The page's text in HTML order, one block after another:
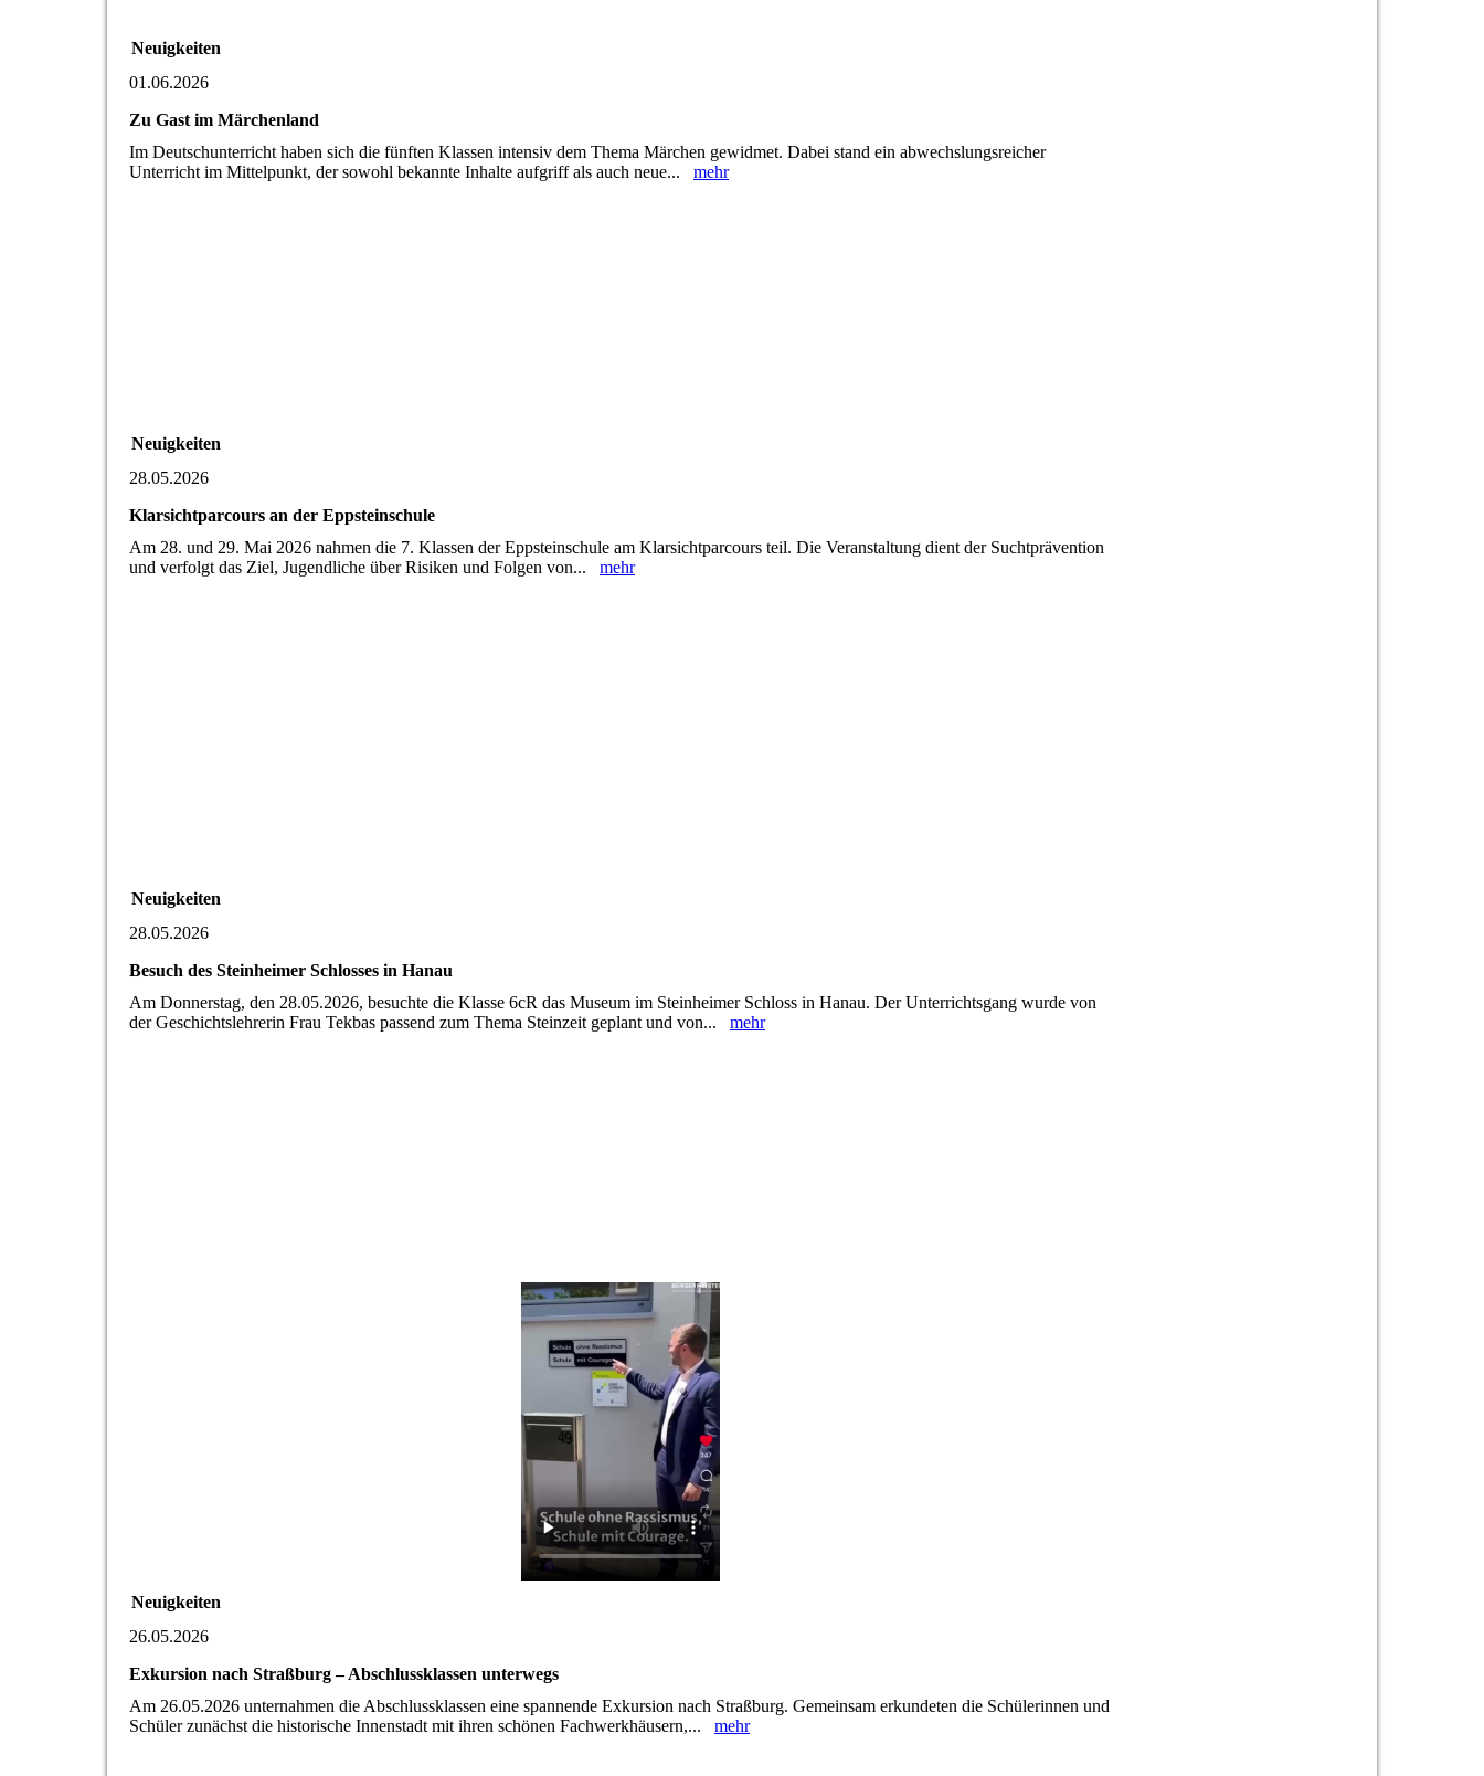
Neuigkeiten
01.06.2026
Zu Gast im Märchenland
Im Deutschunterricht haben sich die fünften Klassen intensiv dem Thema Märchen gewidmet. Dabei stand ein abwechslungsreicher
Unterricht im Mittelpunkt, der sowohl bekannte Inhalte aufgriff als auch neue... mehr
Neuigkeiten
28.05.2026
Klarsichtparcours an der Eppsteinschule
Am 28. und 29. Mai 2026 nahmen die 7. Klassen der Eppsteinschule am Klarsichtparcours teil. Die Veranstaltung dient der Suchtprävention
und verfolgt das Ziel, Jugendliche über Risiken und Folgen von... mehr
Neuigkeiten
28.05.2026
Besuch des Steinheimer Schlosses in Hanau
Am Donnerstag, den 28.05.2026, besuchte die Klasse 6cR das Museum im Steinheimer Schloss in Hanau. Der Unterrichtsgang wurde von
der Geschichtslehrerin Frau Tekbas passend zum Thema Steinzeit geplant und von... mehr
Neuigkeiten
26.05.2026
Exkursion nach Straßburg – Abschlussklassen unterwegs
Am 26.05.2026 unternahmen die Abschlussklassen eine spannende Exkursion nach Straßburg. Gemeinsam erkundeten die Schülerinnen und
Schüler zunächst die historische Innenstadt mit ihren schönen Fachwerkhäusern,... mehr